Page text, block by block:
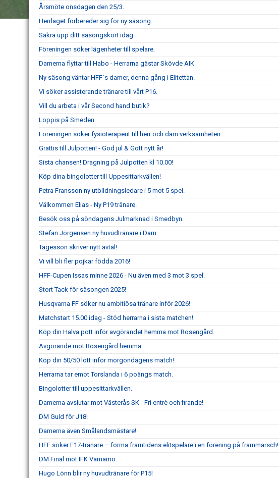
Årsmöte onsdagen den 25/3.
Herrlaget förbereder sig för ny säsong.
Säkra upp ditt säsongskort idag
Föreningen söker lägenheter till spelare.
Damerna flyttar till Habo - Herrarna gästar Skövde AIK
Ny säsong väntar HFF`s damer, denna gång i Elitettan.
Vi söker assisterande tränare till vårt P16.
Vill du arbeta i vår Second hand butik?
Loppis på Smeden.
Föreningen söker fysioterapeut till herr och dam verksamheten.
Grattis till Julpotten! - God jul & Gott nytt år!
Sista chansen! Dragning på Julpotten kl 10.00!
Köp dina bingolotter till Uppesittarkvällen!
Petra Fransson ny utbildningsledare i 5 mot 5 spel.
Välkommen Elias - Ny P19 tränare.
Besök oss på söndagens Julmarknad i Smedbyn.
Stefan Jörgensen ny huvudtränare i Dam.
Tagesson skriver nytt avtal!
Vi vill bli fler pojkar födda 2016!
HFF-Cupen Issas minne 2026 - Nu även med 3 mot 3 spel.
Stort Tack för säsongen 2025!
Husqvarna FF söker nu ambitiösa tränare inför 2026!
Matchstart 15.00 idag - Stöd herrarna i sista matchen!
Köp din Halva pott inför avgörandet hemma mot Rosengård.
Avgörande mot Rosengård hemma.
Köp din 50/50 lott inför morgondagens match!
Herrarna tar emot Torslanda i 6 poängs match.
Bingolotter till uppesittarkvällen.
Damerna avslutar mot Västerås SK - Fri entrè och firande!
DM Guld för J18!
Damerna även Smålandsmästare!
HFF söker F17-tränare – forma framtidens elitspelare i en förening på frammarsch!
DM Final mot IFK Värnamo.
Hugo Lönn blir ny huvudtränare för P15!